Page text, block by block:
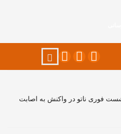
فوری ناتو در واکنش به اصابت